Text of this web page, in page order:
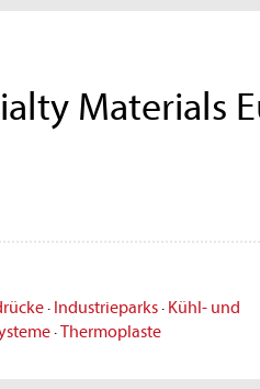
Materials
· Industrieparks· Kühl- und
·Thermoplaste